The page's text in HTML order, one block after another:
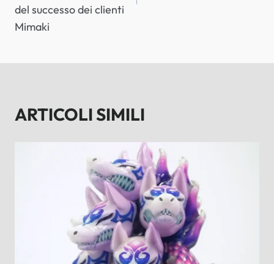
del successo dei clienti
Mimaki
ARTICOLI SIMILI